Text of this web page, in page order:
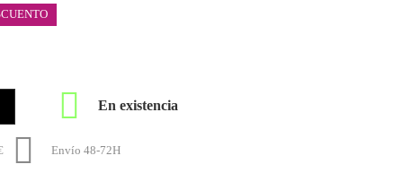
 En existencia
 Envío 48-72H